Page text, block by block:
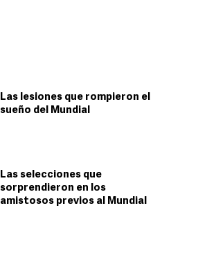
Las lesiones que rompieron el
sueño del Mundial
Las selecciones que
sorprendieron en los
amistosos previos al Mundial